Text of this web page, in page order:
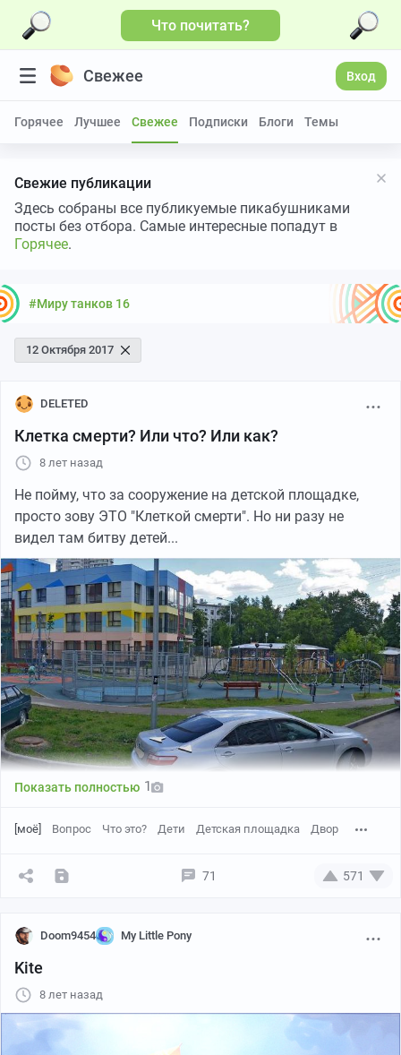
Что почитать?
Свежее Вход
Горячее Лучшее Свежее Подписки Блоги Темы
Свежие публикации
Здесь собраны все публикуемые пикабушниками
посты без отбора. Самые интересные попадут в
Горячее.
#Миру танков 16
12 Октября 2017
DELETED
Клетка смерти? Или что? Или как?
8 лет назад
Не пойму, что за сооружение на детской площадке,
просто зову ЭТО "Клеткой смерти". Но ни разу не
видел там битву детей...
Показать полностью 1
[моё] Вопрос Что это? Дети Детская площадка Двор
71 571
Doom9454 My Little Pony
Kite
8 лет назад